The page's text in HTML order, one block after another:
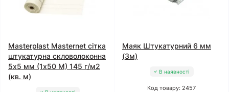
Masterplast Masternet сітка
штукатурна скловолоконна
5x5 мм (1x50 М) 145 г/м2
(кв. м)
Маяк Штукатурний 6 мм
(3м)
В наявності
Код товару: 2457